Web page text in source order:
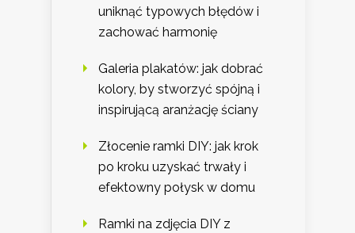
uniknąć typowych błędów i
zachować harmonię
Galeria plakatów: jak dobrać
kolory, by stworzyć spójną i
inspirującą aranżację ściany
Złocenie ramki DIY: jak krok
po kroku uzyskać trwały i
efektowny połysk w domu
Ramki na zdjęcia DIY z